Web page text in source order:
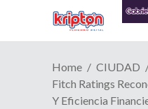
Home
CIUDAD
Fitch Ratings
Y Eficiencia